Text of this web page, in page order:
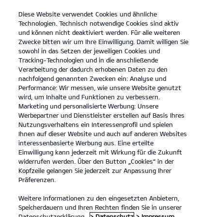
open
menu
KONTAKT
SONDERFAHRZEUGE
SONDERFAHRZEUGE
Kia Fleet Services.
Kia EV3 Elektromotor, Frontantrieb, 81,4-kWh-Batterie GT-line
(Strom/Reduktionsgetriebe); 150 kW (204 PS): Stromverbrauch kombiniert
Diese Website verwendet Cookies und ähnliche
Technologien. Technisch notwendige Cookies sind aktiv
und können nicht deaktiviert werden. Für alle weiteren
Zwecke bitten wir um Ihre Einwilligung. Damit willigen Sie
sowohl in das Setzen der jeweiligen Cookies und
Tracking-Technologien und in die anschließende
Verarbeitung der dadurch erhobenen Daten zu den
nachfolgend genannten Zwecken ein: Analyse und
Performance: Wir messen, wie unsere Website genutzt
wird, um Inhalte und Funktionen zu verbessern.
Marketing und personalisierte Werbung: Unsere
Werbepartner und Dienstleister erstellen auf Basis Ihres
Nutzungsverhaltens ein Interessenprofil und spielen
Ihnen auf dieser Website und auch auf anderen Websites
interessenbasierte Werbung aus. Eine erteilte
Einwilligung kann jederzeit mit Wirkung für die Zukunft
widerrufen werden. Über den Button „Cookies“ in der
Kopfzeile gelangen Sie jederzeit zur Anpassung Ihrer
Präferenzen.
Weitere Informationen zu den eingesetzten Anbietern,
Speicherdauern und Ihren Rechten finden Sie in unserer